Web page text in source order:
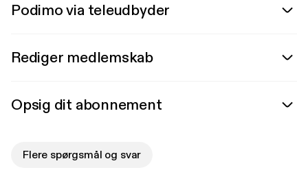
Podimo via teleudbyder
Rediger medlemskab
Opsig dit abonnement
Flere spørgsmål og svar